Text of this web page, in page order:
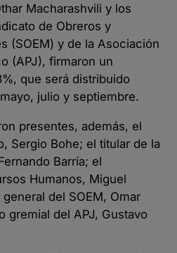
Macharashvili y los
de Obreros y
(SOEM) y de la Asociación
(APJ), firmaron un
que será distribuido
julio y septiembre.
presentes, además, el
Sergio Bohe; el titular de la
Barría; el
Humanos, Miguel
del SOEM, Omar
gremial del APJ, Gustavo